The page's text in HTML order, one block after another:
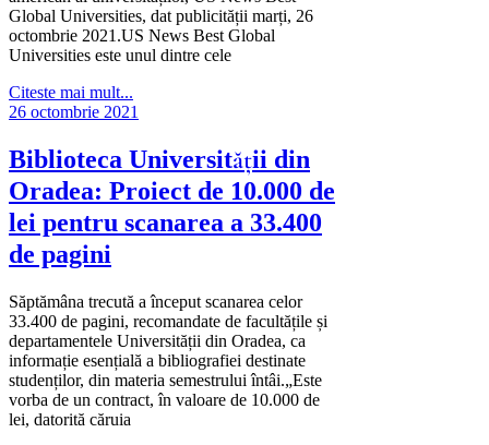
Global Universities, dat publicității marți, 26
octombrie 2021.US News Best Global
Universities este unul dintre cele
Citeste mai mult...
26 octombrie 2021
Biblioteca Universității din
Oradea: Proiect de 10.000 de
lei pentru scanarea a 33.400
de pagini
Săptămâna trecută a început scanarea celor
33.400 de pagini, recomandate de facultățile și
departamentele Universității din Oradea, ca
informație esențială a bibliografiei destinate
studenților, din materia semestrului întâi.„Este
vorba de un contract, în valoare de 10.000 de
lei, datorită căruia